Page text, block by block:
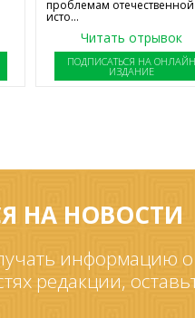
проблемам отечественной
исто...
Читать отрывок
ПОДПИСАТЬСЯ НА
ИЗДАНИЕ
НА НОВОСТИ
информацию
редакции,